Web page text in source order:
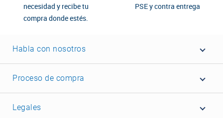
necesidad y recibe tu
compra donde estés.
PSE y contra entrega
Habla con nosotros
Proceso de compra
Legales